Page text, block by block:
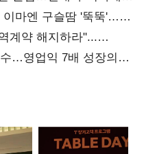
이마엔 구슬땀 '뚝뚝'…
계약 해지하라"...
…영업익 7배 성장의